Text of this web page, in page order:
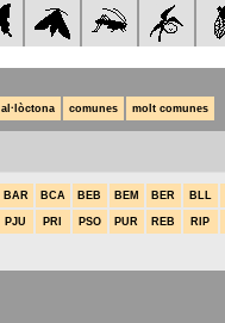
al·lòctona comunes molt comunes
BAR BCA BEB BEM BER BLL
PJU PRI PSO PUR REB RIP